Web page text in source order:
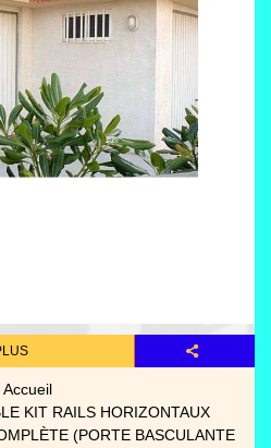
Accueil
KIT RAILS HORIZONTAUX
(PORTE BASCULANTE